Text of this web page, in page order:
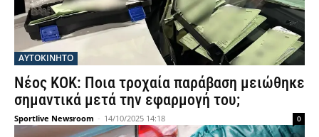
ΑΥΤΟΚΙΝΗΤΟ
Νέος ΚΟΚ: Ποια τροχαία παράβαση μειώθηκε
σημαντικά μετά την εφαρμογή του;
Sportlive Newsroom - 14/10/2025 14:18 0